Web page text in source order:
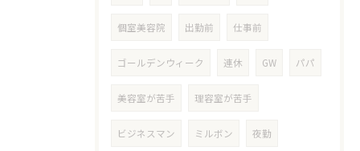
個室美容院 出勤前 仕事前
ゴールデンウィーク 連休 GW パパ
美容室が苦手 理容室が苦手
ビジネスマン ミルボン 夜勤